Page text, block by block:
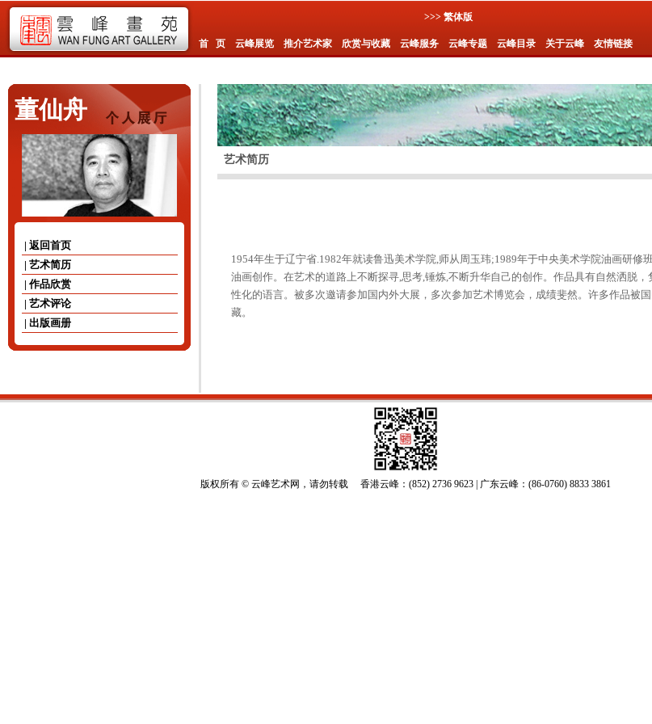
>>> 繁体版
首 页 云峰展览 推介艺术家 欣赏与收藏 云峰服务 云峰专题 云峰目录 关于云峰 友情链接
董仙舟
| 返回首页
| 艺术简历
| 作品欣赏
| 艺术评论
| 出版画册
艺术简历
1954年生于辽宁省.1982年就读鲁迅美术学院,师从周玉玮;1989年于中央美术学院油画研修
油画创作。在艺术的道路上不断探寻,思考,锤炼,不断升华自己的创作。作品具有自然洒脱
性化的语言。被多次邀请参加国内外大展，多次参加艺术博览会，成绩斐然。许多作品被
藏。
版权所有 © 云峰艺术网，请勿转载 香港云峰：(852) 2736 9623 | 广东云峰：(86-0760) 8833 3861